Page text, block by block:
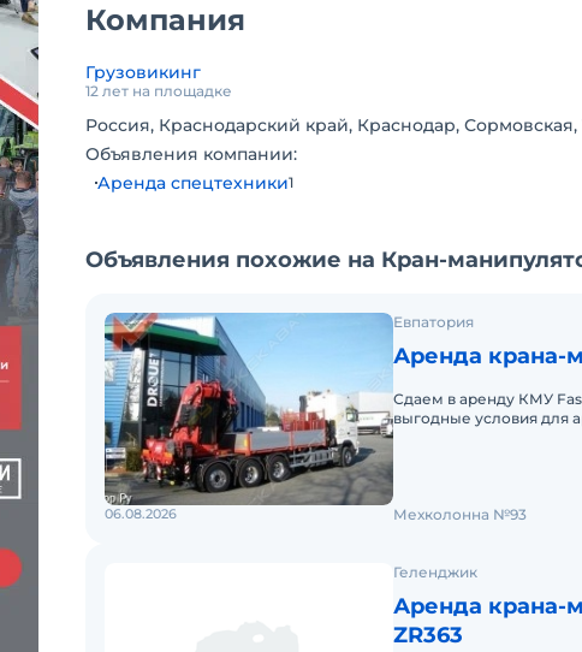
Компания
Грузовикинг
12 лет на площадке
Россия, Краснодарский край, Краснодар, Сормовская,
Объявления компании:
Аренда спецтехники1
Объявления похожие на Кран-
Евпатория
Аренда крана-
Сдаем в аренду КМУ
выгодные условия
06.08.2026 Мехколонна №93
Геленджик
Аренда крана-
ZR363